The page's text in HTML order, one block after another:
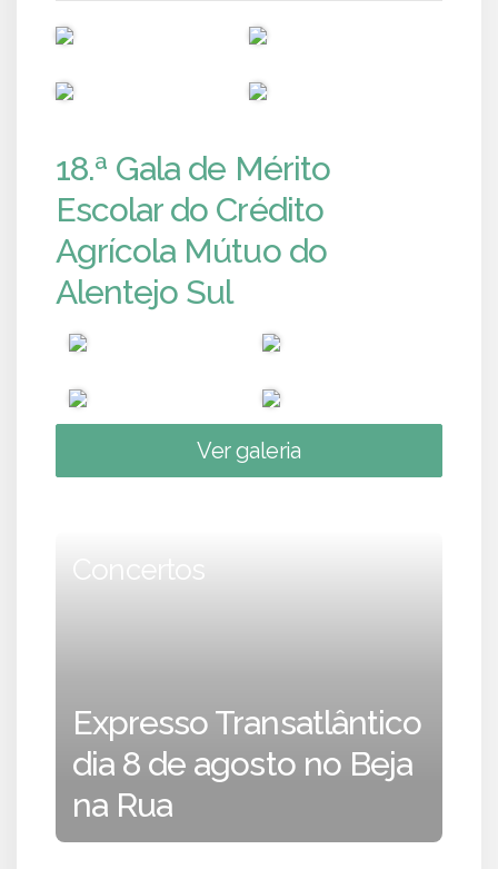
18.ª Gala de Mérito
Escolar do Crédito
Agrícola Mútuo do
Alentejo Sul
Ver galeria
Concertos
Expresso Transatlântico
dia 8 de agosto no Beja
na Rua